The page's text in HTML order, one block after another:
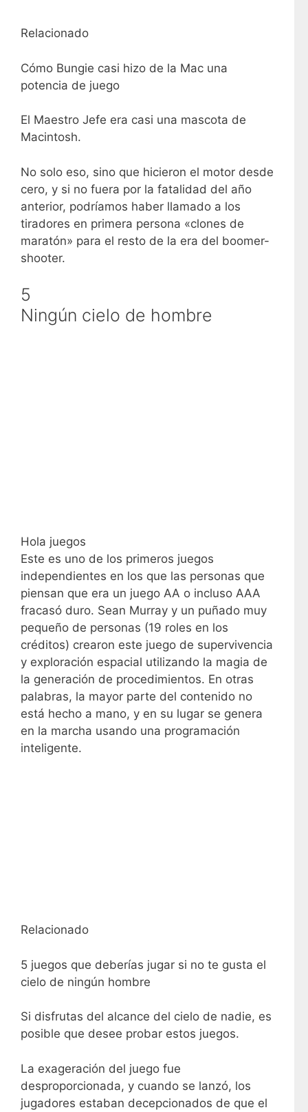
Relacionado
Cómo Bungie casi hizo de la Mac una
potencia de juego
El Maestro Jefe era casi una mascota de
Macintosh.
No solo eso, sino que hicieron el motor desde
cero, y si no fuera por la fatalidad del año
anterior, podríamos haber llamado a los
tiradores en primera persona «clones de
maratón» para el resto de la era del boomer-
shooter.
5
Ningún cielo de hombre
Hola juegos
Este es uno de los primeros juegos
independientes en los que las personas que
piensan que era un juego AA o incluso AAA
fracasó duro. Sean Murray y un puñado muy
pequeño de personas (19 roles en los
créditos) crearon este juego de supervivencia
y exploración espacial utilizando la magia de
la generación de procedimientos. En otras
palabras, la mayor parte del contenido no
está hecho a mano, y en su lugar se genera
en la marcha usando una programación
inteligente.
Relacionado
5 juegos que deberías jugar si no te gusta el
cielo de ningún hombre
Si disfrutas del alcance del cielo de nadie, es
posible que desee probar estos juegos.
La exageración del juego fue
desproporcionada, y cuando se lanzó, los
jugadores estaban decepcionados de que el